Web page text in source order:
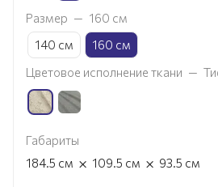
Размер — 160 см
140 см
160 см
Цветовое исполнение ткани —
Габариты
184.5 см × 109.5 см × 93.5 см